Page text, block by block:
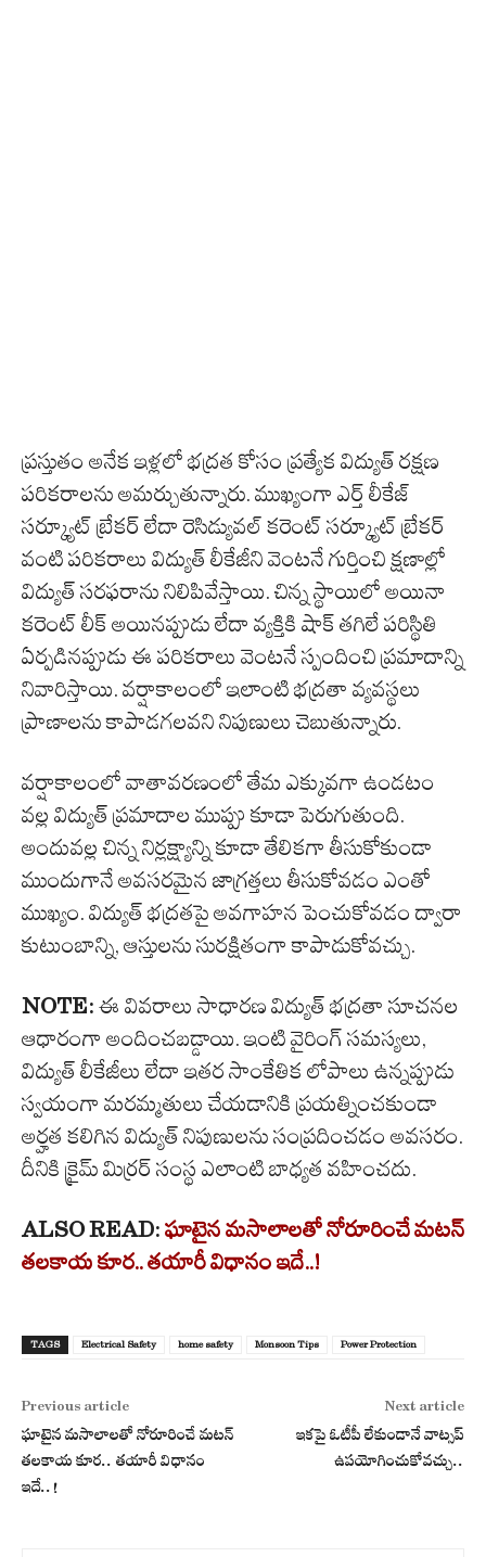
ప్రస్తుతం అనేక ఇళ్లలో భద్రత కోసం ప్రత్యేక విద్యుత్ రక్షణ
పరికరాలను అమర్చుతున్నారు. ముఖ్యంగా ఎర్త్ లీకేజ్
సర్క్యూట్ బ్రేకర్ లేదా రెసిడ్యువల్ కరెంట్ సర్క్యూట్ బ్రేకర్
వంటి పరికరాలు విద్యుత్ లీకేజీని వెంటనే గుర్తించి క్షణాల్లో
విద్యుత్ సరఫరాను నిలిపివేస్తాయి. చిన్న స్థాయిలో అయినా
కరెంట్ లీక్ అయినప్పుడు లేదా వ్యక్తికి షాక్ తగిలే పరిస్థితి
ఏర్పడినప్పుడు ఈ పరికరాలు వెంటనే స్పందించి ప్రమాదాన్ని
నివారిస్తాయి. వర్షాకాలంలో ఇలాంటి భద్రతా వ్యవస్థలు
ప్రాణాలను కాపాడగలవని నిపుణులు చెబుతున్నారు.
వర్షాకాలంలో వాతావరణంలో తేమ ఎక్కువగా ఉండటం
వల్ల విద్యుత్ ప్రమాదాల ముప్పు కూడా పెరుగుతుంది.
అందువల్ల చిన్న నిర్లక్ష్యాన్ని కూడా తేలికగా తీసుకోకుండా
ముందుగానే అవసరమైన జాగ్రత్తలు తీసుకోవడం ఎంతో
ముఖ్యం. విద్యుత్ భద్రతపై అవగాహన పెంచుకోవడం ద్వారా
కుటుంబాన్ని, ఆస్తులను సురక్షితంగా కాపాడుకోవచ్చు.
NOTE: ఈ వివరాలు సాధారణ విద్యుత్ భద్రతా సూచనల
ఆధారంగా అందించబడ్డాయి. ఇంటి వైరింగ్ సమస్యలు,
విద్యుత్ లీకేజీలు లేదా ఇతర సాంకేతిక లోపాలు ఉన్నప్పుడు
స్వయంగా మరమ్మతులు చేయడానికి ప్రయత్నించకుండా
అర్హత కలిగిన విద్యుత్ నిపుణులను సంప్రదించడం అవసరం.
దీనికి క్రైమ్ మిర్రర్ సంస్థ ఎలాంటి బాధ్యత వహించదు.
ALSO READ: ఘాటైన మసాలాలతో నోరూరించే మటన్
తలకాయ కూర.. తయారీ విధానం ఇదే..!
TAGS Electrical Safety home safety Monsoon Tips Power Protection
Previous article
ఘాటైన మసాలాలతో నోరూరించే మటన్
తలకాయ కూర.. తయారీ విధానం
ఇదే..!
Next article
ఇకపై ఓటీపీ లేకుండానే వాట్సప్
ఉపయోగించుకోవచ్చు..